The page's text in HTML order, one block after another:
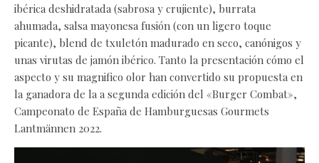
ibérica deshidratada (sabrosa y crujiente), burrata
ahumada, salsa mayonesa fusión (con un ligero toque
picante), blend de txuletón madurado en seco, canónigos y
unas virutas de jamón ibérico. Tanto la presentación cómo el
aspecto y su magnifico olor han convertido su propuesta en
la ganadora de la a segunda edición del «Burger Combat»,
Campeonato de España de Hamburguesas Gourmets
Lantmännen 2022.